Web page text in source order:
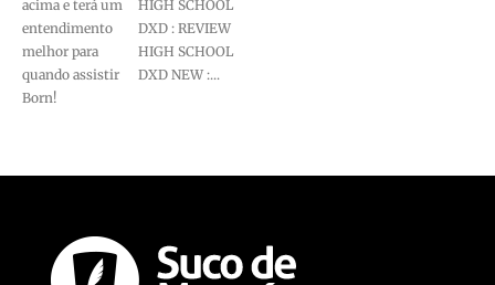
acima e terá um
entendimento
melhor para
quando assistir
Born!
HIGH SCHOOL
DXD : REVIEW
HIGH SCHOOL
DXD NEW :...